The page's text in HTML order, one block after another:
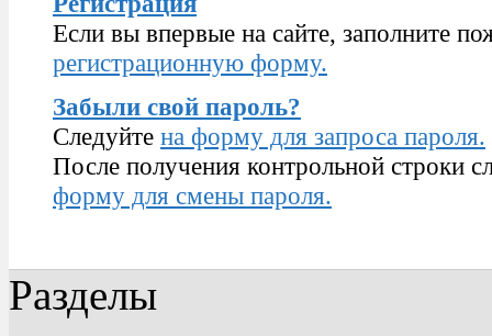
Если вы впервые на сайте, заполните
регистрационную форму.
Забыли свой пароль?
Следуйте на форму для запроса пароля.
После получения контрольной строки
форму для смены пароля.
Разделы